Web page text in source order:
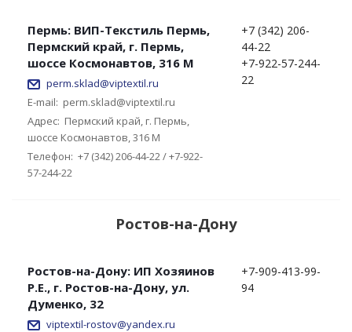
Пермь: ВИП-Текстиль Пермь,
Пермский край, г. Пермь,
шоссе Космонавтов, 316 М
perm.sklad@viptextil.ru
E-mail: perm.sklad@viptextil.ru
Адрес: Пермский край, г. Пермь,
шоссе Космонавтов, 316 М
Телефон: +7 (342) 206-44-22 / +7-922-
57-244-22
+7 (342) 206-
44-22
+7-922-57-244-
22
Ростов-на-Дону
Ростов-на-Дону: ИП Хозяинов
Р.Е., г. Ростов-на-Дону, ул.
Думенко, 32
viptextil-rostov@yandex.ru
+7-909-413-99-
94